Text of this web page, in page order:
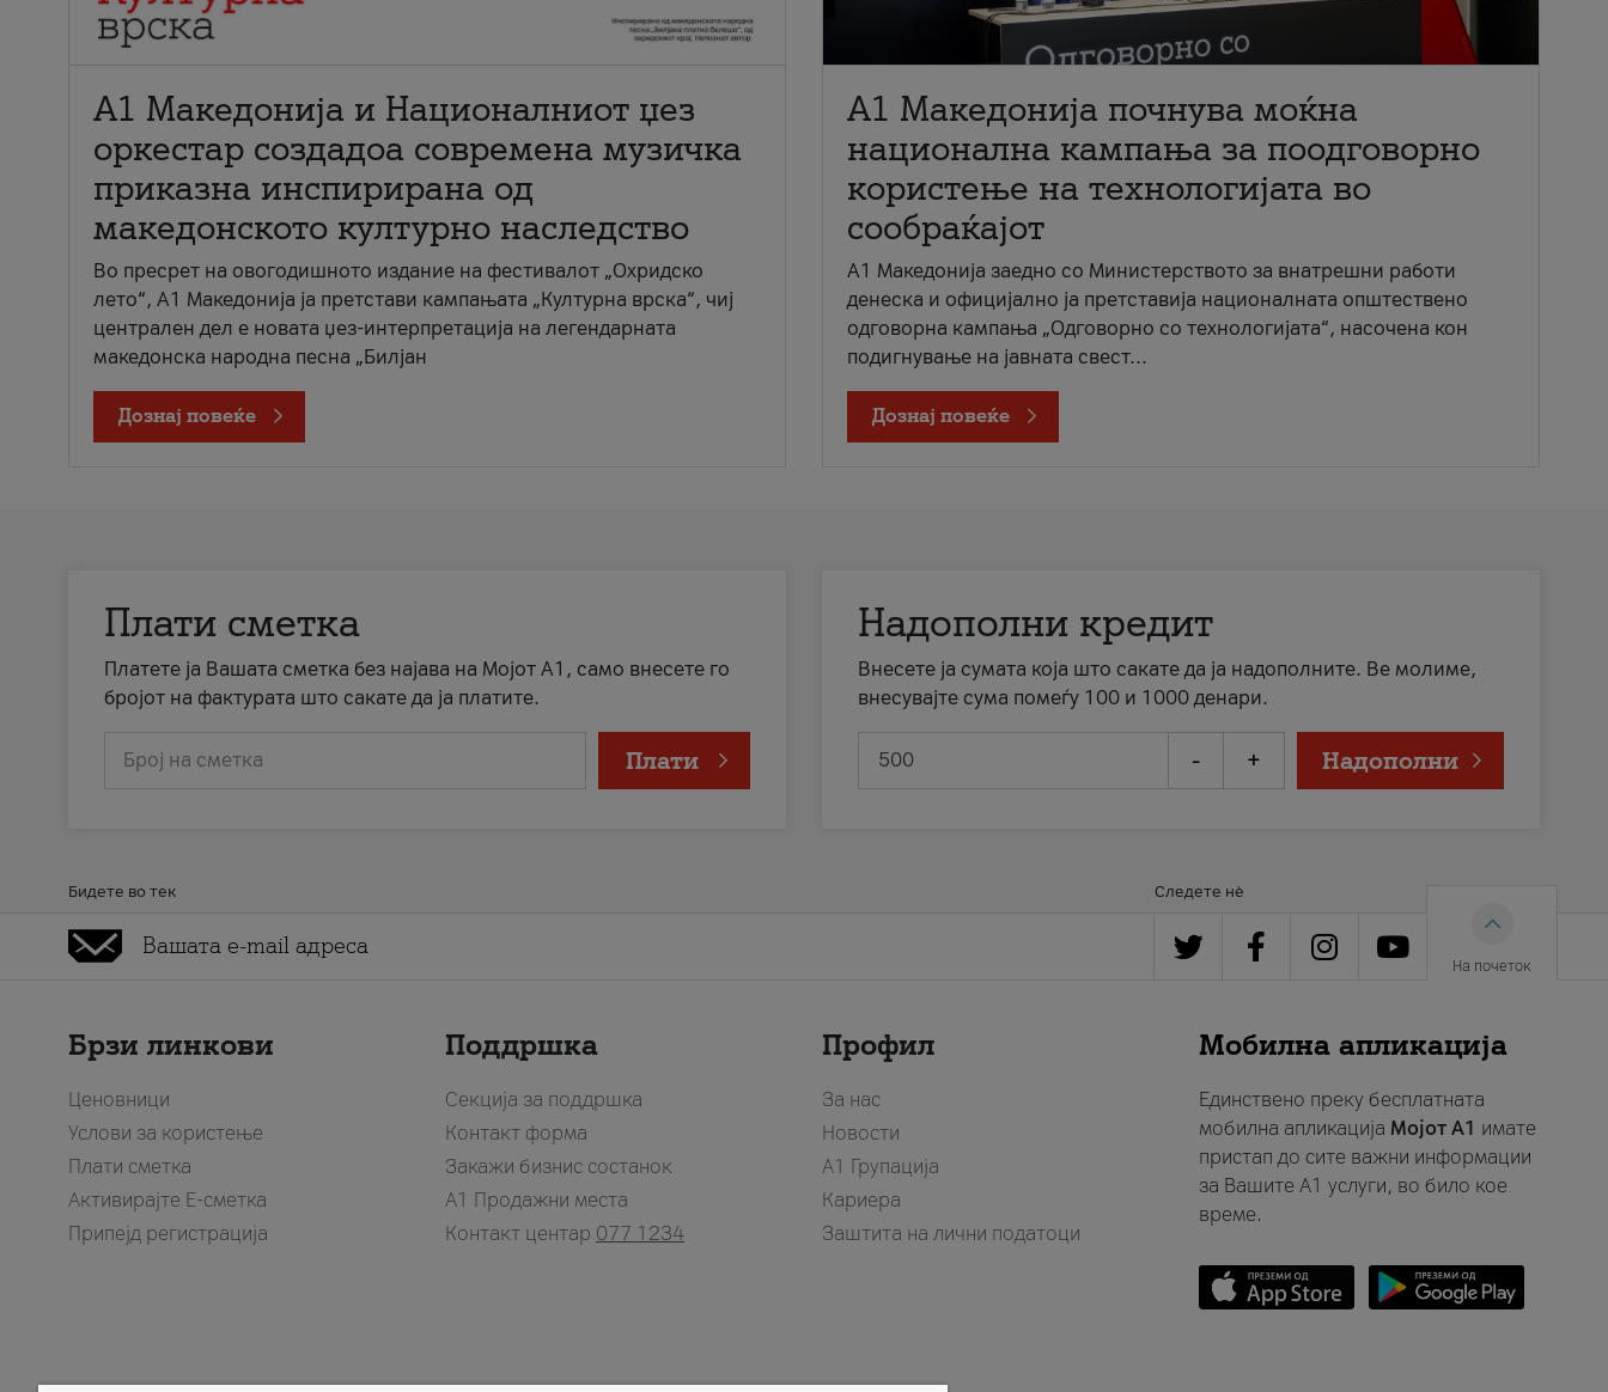
А1 Македонија и Националниот џез
оркестар создадоа современа музичка
приказна инспирирана од
македонското културно наследство
Во пресрет на овогодишното издание на фестивалот „Охридско
лето“, А1 Македонија ја претстави кампањата „Културна врска“, чиј
централен дел е новата џез-интерпретација на легендарната
македонска народна песна „Билјан
Дознај повеќе
A1 Македонија почнува моќна
национална кампања за поодговорно
користење на технологијата во
сообраќајот
A1 Македонија заедно со Министерството за внатрешни работи
денеска и официјално ја претставија националната општествено
одговорна кампања „Одговорно со технологијата“, насочена кон
подигнување на јавната свест...
Дознај повеќе
Плати сметка
Платете ја Вашата сметка без најава на Мојот А1, само внесете го
бројот на фактурата што сакате да ја платите.
Број на сметка Плати
Надополни кредит
Внесете ја сумата која што сакате да ја надополните. Ве молиме,
внесувајте сума помеѓу 100 и 1000 денари.
- + Надополни
Бидете во тек Следете нè
На почеток
Брзи линкови
Ценовници
Услови за користење
Плати сметка
Активирајте Е-сметка
Припејд регистрација
Поддршка
Секција за поддршка
Контакт форма
Закажи бизнис состанок
A1 Продажни места
Контакт центар 077 1234
Профил
За нас
Новости
А1 Групација
Кариера
Заштита на лични податоци
Мобилна апликација
Единствено преку бесплатната
мобилна апликација Мојот A1 имате
пристап до сите важни информации
за Вашите A1 услуги, во било кое
време.